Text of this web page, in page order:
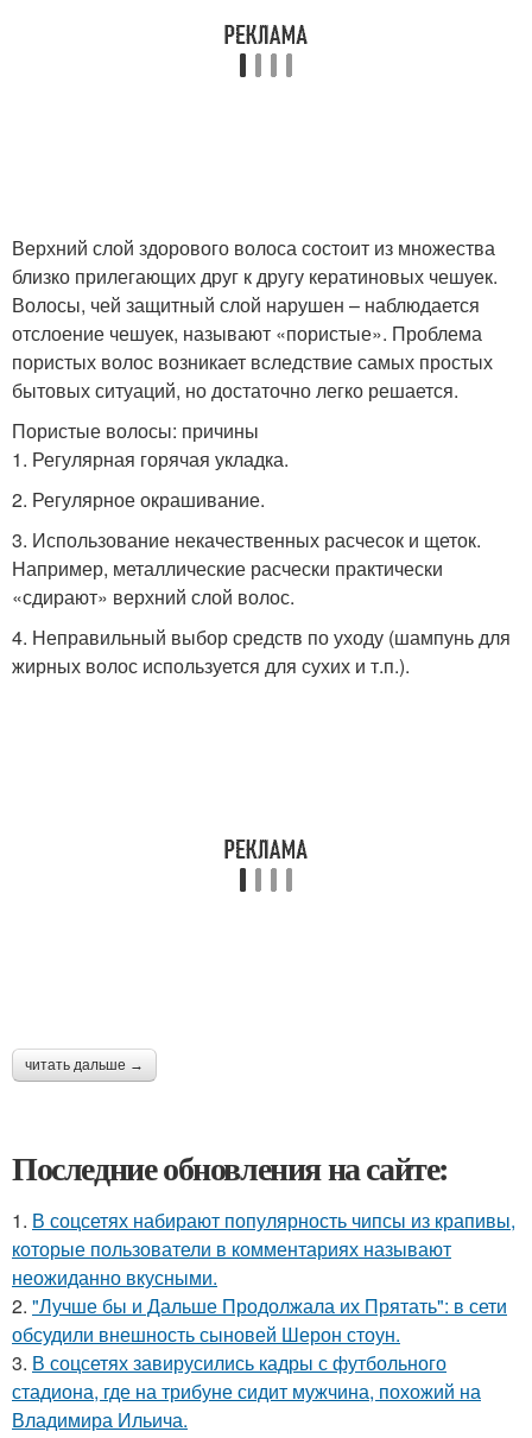
Верхний слой здорового волоса состоит из множества
близко прилегающих друг к другу кератиновых чешуек.
Волосы, чей защитный слой нарушен – наблюдается
отслоение чешуек, называют «пористые». Проблема
пористых волос возникает вследствие самых простых
бытовых ситуаций, но достаточно легко решается.
Пористые волосы: причины
1. Регулярная горячая укладка.
2. Регулярное окрашивание.
3. Использование некачественных расчесок и щеток.
Например, металлические расчески практически
«сдирают» верхний слой волос.
4. Неправильный выбор средств по уходу (шампунь для
жирных волос используется для сухих и т.п.).
читать дальше →
Последние обновления на сайте:
1. В соцсетях набирают популярность чипсы из крапивы,
которые пользователи в комментариях называют
неожиданно вкусными.
2. "Лучше бы и Дальше Продолжала их Прятать": в сети
обсудили внешность сыновей Шерон стоун.
3. В соцсетях завирусились кадры с футбольного
стадиона, где на трибуне сидит мужчина, похожий на
Владимира Ильича.